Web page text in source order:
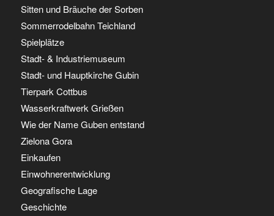
Sitten und Bräuche der Sorben
Sommerrodelbahn Teichland
Spielplätze
Stadt- & Industriemuseum
Stadt- und Hauptkirche Gubin
Tierpark Cottbus
Wasserkraftwerk Grießen
Wie der Name Guben entstand
Zielona Gora
Einkaufen
Einwohnerentwicklung
Geografische Lage
Geschichte